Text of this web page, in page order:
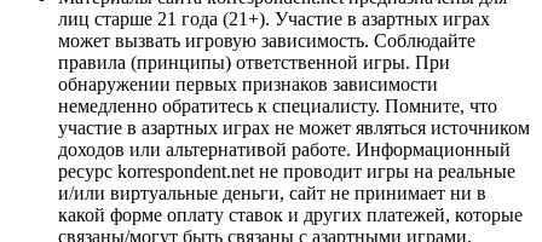
лиц старше 21 года (21+). Участие в азартных играх
может вызвать игровую зависимость. Соблюдайте
правила (принципы) ответственной игры. При
обнаружении первых признаков зависимости
немедленно обратитесь к специалисту. Помните, что
участие в азартных играх не может являться источником
доходов или альтернативой работе. Информационный
ресурс korrespondent.net не проводит игры на реальные
и/или виртуальные деньги, сайт не принимает ни в
какой форме оплату ставок и других платежей, которые
связаны/могут быть связаны с азартными играми,